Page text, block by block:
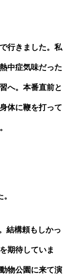
行きました。私
中症気味だった
へ。本番直前と
体に鞭を打って
結構頼もしかっ
期待していま
物公園に来て演